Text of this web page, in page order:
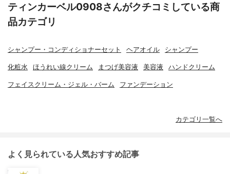
ティンカーベル0908さんがクチコミしている商
品カテゴリ
シャンプー・コンディショナーセット ヘアオイル シャンプー
化粧水 ほうれい線クリーム まつげ美容液 美容液 ハンドクリーム
フェイスクリーム・ジェル・バーム ファンデーション
カテゴリ一覧へ
よく見られている人気おすすめ記事